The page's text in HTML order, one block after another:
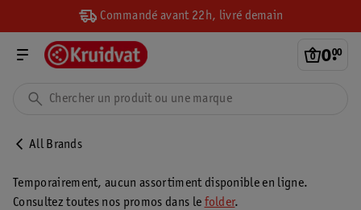
Commandé avant 22h, livré demain
0.
00
All Brands
Temporairement, aucun assortiment disponible en ligne.
Consultez toutes nos promos dans le folder.